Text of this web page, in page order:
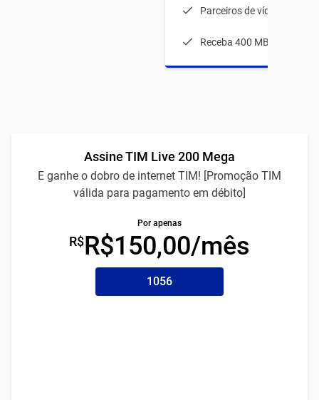
Parceiros de vídeos
Receba 400 MB durante
Assine TIM Live 200 Mega
E ganhe o dobro de internet TIM! [Promoção TIM
válida para pagamento em débito]
Por apenas
R$R$150,00/mês
1056